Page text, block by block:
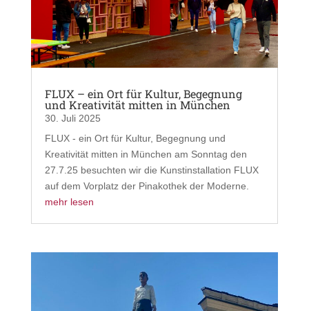
FLUX – ein Ort für Kultur, Begegnung
und Kreativität mitten in München
30. Juli 2025
FLUX - ein Ort für Kultur, Begegnung und
Kreativität mitten in München am Sonntag den
27.7.25 besuchten wir die Kunstinstallation FLUX
auf dem Vorplatz der Pinakothek der Moderne.
mehr lesen